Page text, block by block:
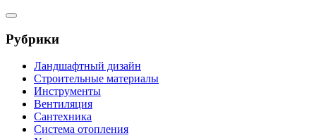
Рубрики
Ландшафтный дизайн
Строительные материалы
Инструменты
Вентиляция
Сантехника
Система отопления